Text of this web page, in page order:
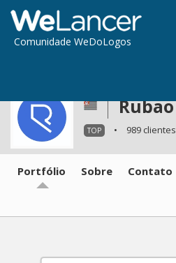
Comunidade WeDoLogos
Rubao
TOP • 989 clientes
Portfólio Sobre Contato